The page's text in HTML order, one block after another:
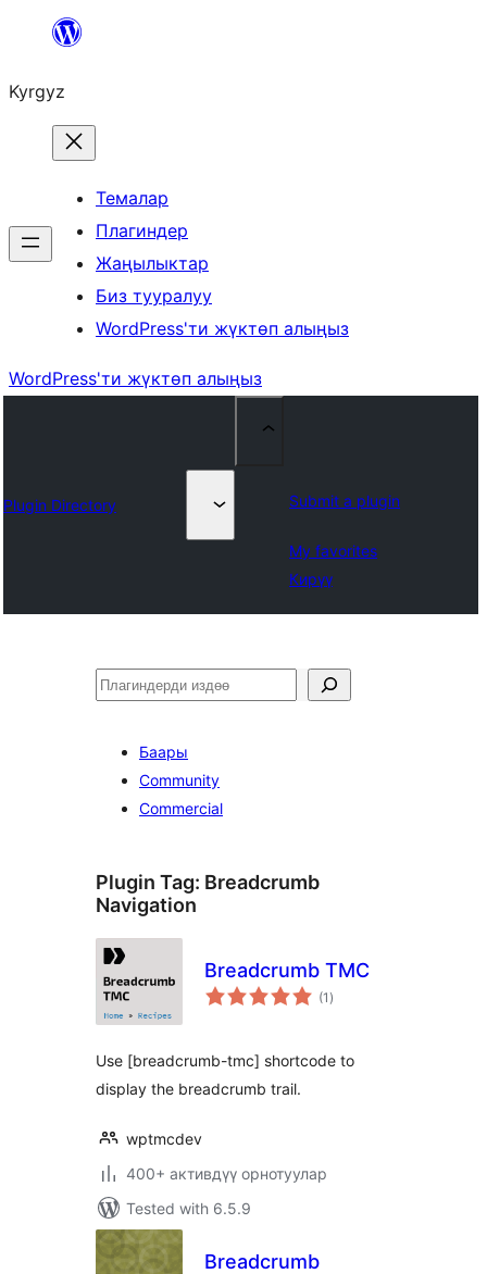
Мазмунга
Kyrgyz
Темалар
Плагиндер
Жаңылыктар
Биз тууралуу
WordPress'ти жүктөп алыңыз
WordPress'ти жүктөп алыңыз
Plugin Directory Submit a plugin
My favorites
Кирүү
Издөө
Баары
Community
Commercial
Plugin Tag: Breadcrumb
Navigation
Breadcrumb TMC
(1 total
ratings
)
Use [breadcrumb-tmc] shortcode to
display the breadcrumb trail.
wptmcdev
400+ активдүү орнотуулар
Tested with 6.5.9
Breadcrumb